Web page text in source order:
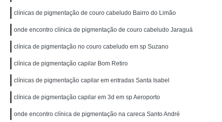
clínicas de pigmentação de couro cabeludo Bairro do Limão
onde encontro clínica de pigmentação de couro cabeludo Jaraguá
clínica de pigmentação no couro cabeludo em sp Suzano
clínica de pigmentação capilar Bom Retiro
clínicas de pigmentação capilar em entradas Santa Isabel
clínica de pigmentação capilar em 3d em sp Aeroporto
onde encontro clínica de pigmentação na careca Santo André